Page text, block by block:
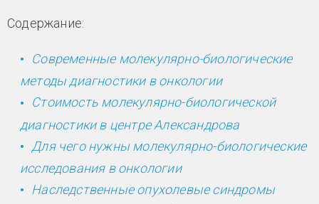
Содержание:
Современные молекулярно-биологические
методы диагностики в онкологии
Стоимость молекулярно-биологической
диагностики в центре Александрова
Для чего нужны молекулярно-биологические
исследования в онкологии
Наследственные опухолевые синдромы